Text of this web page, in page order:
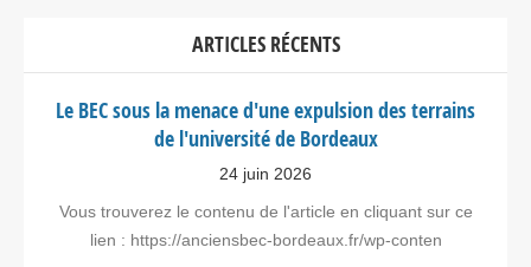
ARTICLES RÉCENTS
Le BEC sous la menace d'une expulsion des terrains
de l'université de Bordeaux
24 juin 2026
Vous trouverez le contenu de l'article en cliquant sur ce
lien : https://anciensbec-bordeaux.fr/wp-conten